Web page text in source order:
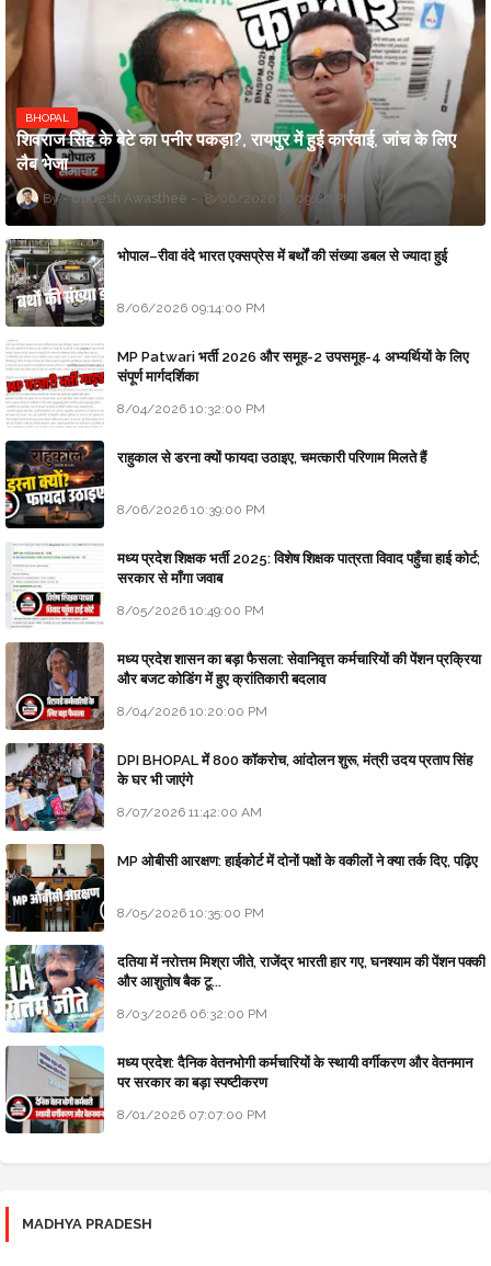
BHOPAL
शिवराज सिंह के बेटे का पनीर पकड़ा?, रायपुर में हुई कार्रवाई, जांच के लिए
लैब भेजा
Updesh Awasthee 8/06/2026 10:09:00 PM
भोपाल–रीवा वंदे भारत एक्सप्रेस में बर्थों की संख्या डबल से ज्यादा हुई
8/06/2026 09:14:00 PM
MP Patwari भर्ती 2026 और समूह-2 उपसमूह-4 अभ्यर्थियों के लिए
संपूर्ण मार्गदर्शिका
8/04/2026 10:32:00 PM
राहुकाल से डरना क्यों फायदा उठाइए, चमत्कारी परिणाम मिलते हैं
8/06/2026 10:39:00 PM
मध्य प्रदेश शिक्षक भर्ती 2025: विशेष शिक्षक पात्रता विवाद पहुँचा हाई कोर्ट;
सरकार से माँगा जवाब
8/05/2026 10:49:00 PM
मध्य प्रदेश शासन का बड़ा फैसला: सेवानिवृत्त कर्मचारियों की पेंशन प्रक्रिया
और बजट कोडिंग में हुए क्रांतिकारी बदलाव
8/04/2026 10:20:00 PM
DPI BHOPAL में 800 कॉकरोच, आंदोलन शुरू, मंत्री उदय प्रताप सिंह
के घर भी जाएंगे
8/07/2026 11:42:00 AM
MP ओबीसी आरक्षण: हाईकोर्ट में दोनों पक्षों के वकीलों ने क्या तर्क दिए, पढ़िए
8/05/2026 10:35:00 PM
दतिया में नरोत्तम मिश्रा जीते, राजेंद्र भारती हार गए, घनश्याम की पेंशन पक्की
और आशुतोष बैक टू...
8/03/2026 06:32:00 PM
मध्य प्रदेश: दैनिक वेतनभोगी कर्मचारियों के स्थायी वर्गीकरण और वेतनमान
पर सरकार का बड़ा स्पष्टीकरण
8/01/2026 07:07:00 PM
MADHYA PRADESH